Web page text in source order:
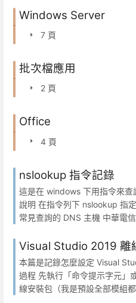
Windows Server
7 頁
批次檔應用
2 頁
Office
4 頁
nslookup 指令記錄
這是在 windows 下用指令來
說明 在指令列下 nslookup 指
常見查詢的 DNS 主機 中華電
Visual Studio 2019 離
本篇是記錄怎麼設定 Visual
過程 先執行「命令提示字元」
線安裝包（我是預設全部模組